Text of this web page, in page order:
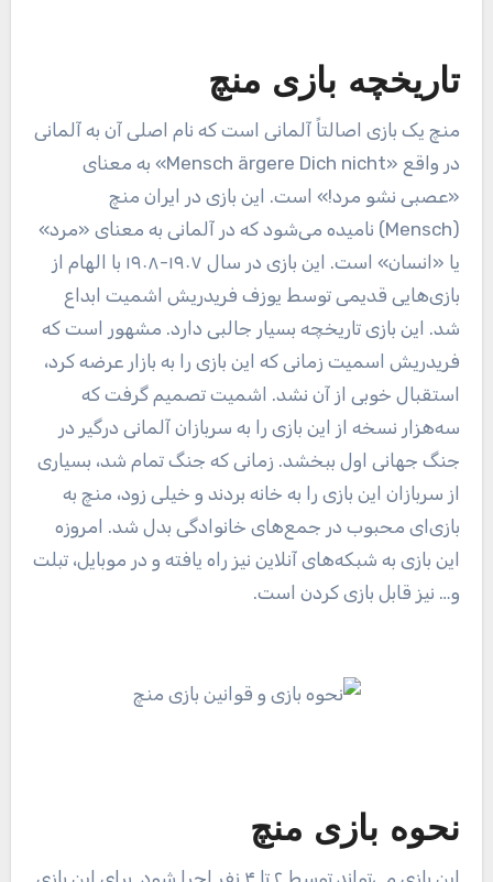
تاریخچه بازی منچ
منچ یک بازی اصالتاً آلمانی است که نام اصلی آن به آلمانی
در واقع «Mensch ärgere Dich nicht» به معنای
«عصبی نشو مرد!» است. این بازی در ایران منچ
(Mensch) نامیده می‌شود که در آلمانی به معنای «مرد»
یا «انسان» است. این بازی در سال ۱۹۰۷-۱۹۰۸ با الهام از
بازی‌هایی قدیمی توسط یوزف فریدریش اشمیت ابداع
شد. این بازی تاریخچه بسیار جالبی دارد. مشهور است که
فریدریش اسمیت زمانی که این بازی را به بازار عرضه کرد،
استقبال خوبی از آن نشد. اشمیت تصمیم گرفت که
سه‌هزار نسخه از این بازی را به سربازان آلمانی درگیر در
جنگ جهانی اول ببخشد. زمانی که جنگ تمام شد، بسیاری
از سربازان این بازی را به خانه بردند و خیلی زود، منچ به
بازی‌ای محبوب در جمع‌های خانوادگی بدل شد. امروزه
این بازی به شبکه‌های آنلاین نیز راه یافته و در موبایل، تبلت
و… نیز قابل بازی کردن است.
نحوه بازی منچ